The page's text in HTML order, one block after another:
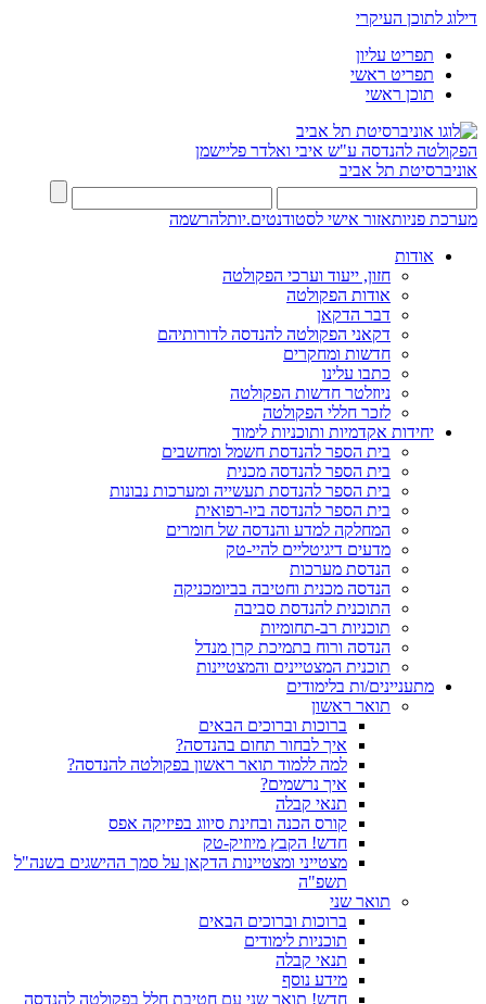
דילוג לתוכן העיקרי
תפריט עליון
תפריט ראשי
תוכן ראשי
הפקולטה להנדסה ע"ש איבי ואלדר פליישמן
אוניברסיטת תל אביב
מערכת פניותאזור אישי לסטודנטים.יותלהרשמה
אודות
חזון, ייעוד וערכי הפקולטה
אודות הפקולטה
דבר הדקאן
דקאני הפקולטה להנדסה לדורותיהם
חדשות ומחקרים
כתבו עלינו
ניוזלטר חדשות הפקולטה
לזכר חללי הפקולטה
יחידות אקדמיות ותוכניות לימוד
בית הספר להנדסת חשמל ומחשבים
בית הספר להנדסה מכנית
בית הספר להנדסת תעשייה ומערכות נבונות
בית הספר להנדסה ביו-רפואית
המחלקה למדע והנדסה של חומרים
מדעים דיגיטליים להיי-טק
הנדסת מערכות
הנדסה מכנית וחטיבה בביומכניקה
התוכנית להנדסת סביבה
תוכניות רב-תחומיות
הנדסה ורוח בתמיכת קרן מנדל
תוכנית המצטיינים והמצטיינות
מתעניינים/ות בלימודים
תואר ראשון
ברוכות וברוכים הבאים
איך לבחור תחום בהנדסה?
למה ללמוד תואר ראשון בפקולטה להנדסה?
איך נרשמים?
תנאי קבלה
קורס הכנה ובחינת סיווג בפיזיקה אפס
חדש! הקבץ מיוזיק-טק
מצטייני ומצטיינות הדקאן על סמך ההישגים בשנה"ל
תשפ"ה
תואר שני
ברוכות וברוכים הבאים
תוכניות לימודים
תנאי קבלה
מידע נוסף
חדש! תואר שני עם חטיבת חלל בפקולטה להנדסה